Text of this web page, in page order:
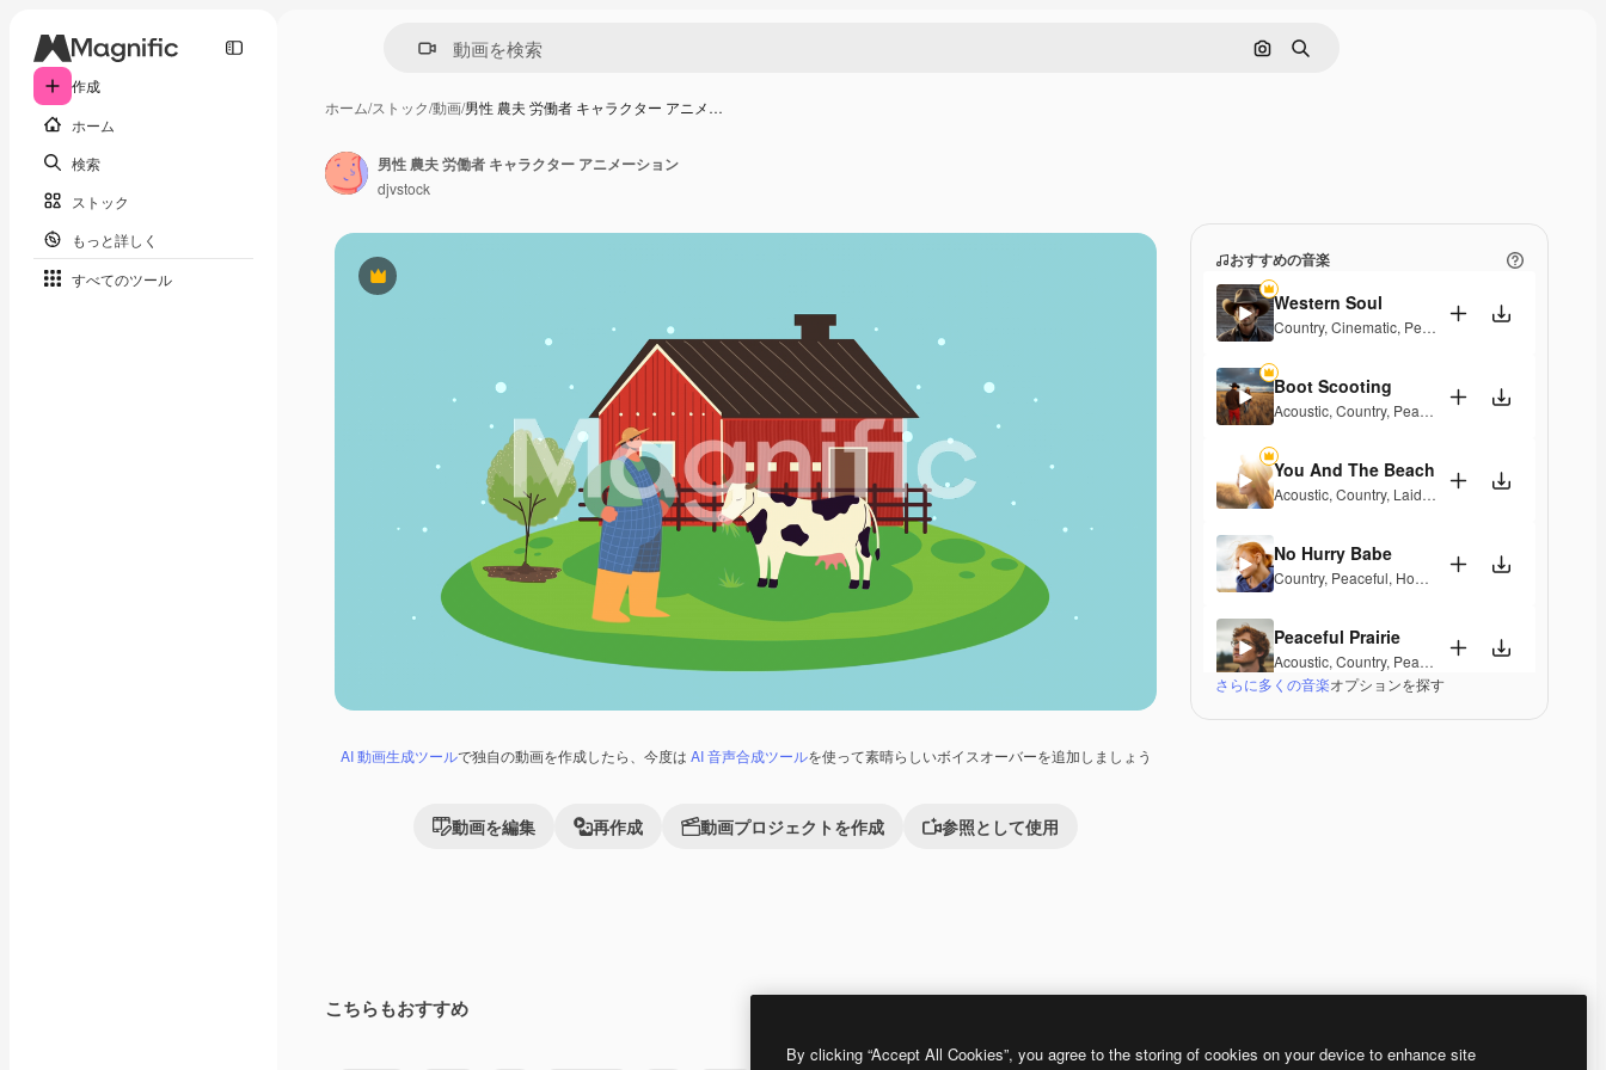
作成
ホーム
検索
ストック
もっと詳しく
すべてのツール
画像で検索
検索
ホーム/ストック/動画/男性 農夫 労働者 キャラクター アニメ…
Premium
AI 動画生成ツールで独自の動画を作成したら、今度は AI 音声合成ツールを使って素晴らしいボイスオーバーを追加しましょう
動画を編集 再作成 動画プロジェクトを作成 参照として使用
おすすめの音楽
Western Soul
Country, Cinematic, Peaceful Sentimental
Boot Scooting
Acoustic, Country, Peaceful ,Hopeful
You And The Beach
Acoustic, Country, Laid Back , Peaceful
No Hurry Babe
Country, Peaceful, Hopeful
Peaceful Prairie
Acoustic, Country, Peaceful
Fireside Glow
Acoustic,Country,Laid Back ,Peaceful,Hopeful
さらに多くの音楽オプションを探す
男性 農夫 労働者 キャラクター アニメーション
djvstock
こちらもおすすめ
By clicking “Accept All Cookies”, you agree to the storing of cookies on your device to enhance site